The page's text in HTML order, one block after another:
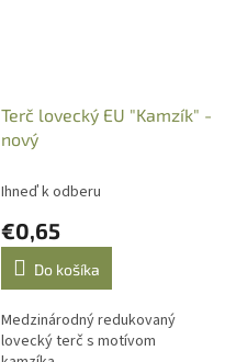
Terč lovecký EU "Kamzík" -
nový
Ihneď k odberu
€0,65
Do košíka
Medzinárodný redukovaný
lovecký terč s motívom